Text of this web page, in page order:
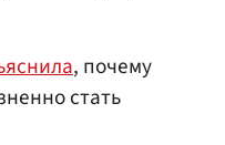
, почему
стать